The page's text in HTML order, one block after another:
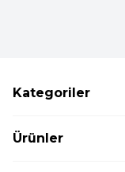
Kategoriler
Ürünler